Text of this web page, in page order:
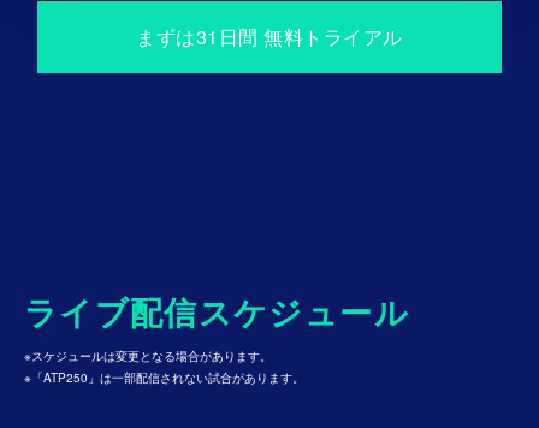
まずは31⽇間 無料トライアル
ライブ配信スケジュール
※スケジュールは変更となる場合があります。
※「ATP250」は一部配信されない試合があります。